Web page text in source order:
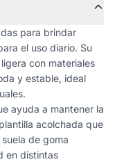
para brindar
el uso diario. Su
con materiales
y estable, ideal
ayuda a mantener la
acolchada que
de goma
en distintas